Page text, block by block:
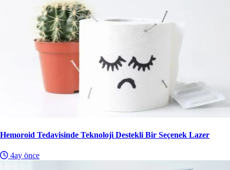
Hemoroid Tedavisinde Teknoloji Destekli Bir Seçenek Lazer
4ay önce